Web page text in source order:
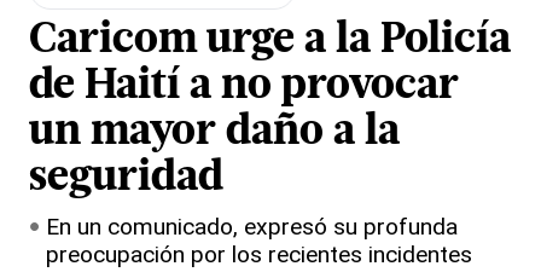
Caricom urge a la Policía
de Haití a no provocar
un mayor daño a la
seguridad
En un comunicado, expresó su profunda
preocupación por los recientes incidentes